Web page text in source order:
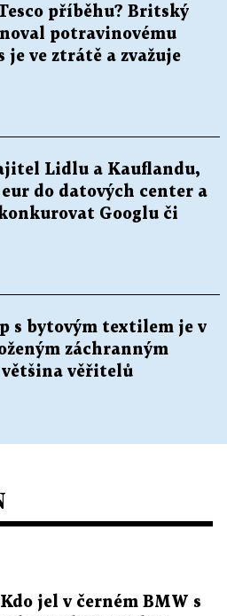
příběhu? Britský
potravinovému
je ve ztrátě a zvažuje
Lidlu a Kauflandu,
do datových center a
Googlu či
s bytovým textilem je v
záchranným
věřitelů
jel v černém BMW s